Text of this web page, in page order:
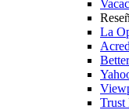
La
Trust